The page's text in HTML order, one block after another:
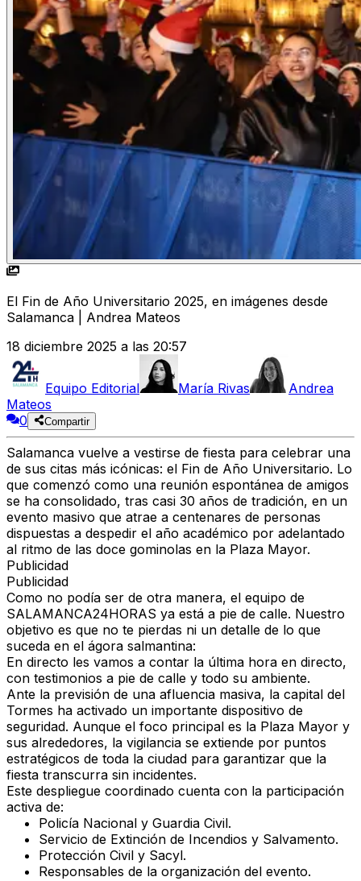
El Fin de Año Universitario 2025, en imágenes desde
Salamanca | Andrea Mateos
18 diciembre 2025 a las 20:57
Equipo Editorial María Rivas
Andrea
Mateos
0
Compartir
Salamanca vuelve a vestirse de fiesta para celebrar una
de sus citas más icónicas: el Fin de Año Universitario. Lo
que comenzó como una reunión espontánea de amigos
se ha consolidado, tras casi 30 años de tradición, en un
evento masivo que atrae a centenares de personas
dispuestas a despedir el año académico por adelantado
al ritmo de las doce gominolas en la Plaza Mayor.
Publicidad
Publicidad
Como no podía ser de otra manera, el equipo de
SALAMANCA24HORAS ya está a pie de calle. Nuestro
objetivo es que no te pierdas ni un detalle de lo que
suceda en el ágora salmantina:
En directo les vamos a contar la última hora en directo,
con testimonios a pie de calle y todo su ambiente.
Ante la previsión de una afluencia masiva, la capital del
Tormes ha activado un importante dispositivo de
seguridad. Aunque el foco principal es la Plaza Mayor y
sus alrededores, la vigilancia se extiende por puntos
estratégicos de toda la ciudad para garantizar que la
fiesta transcurra sin incidentes.
Este despliegue coordinado cuenta con la participación
activa de:
Policía Nacional y Guardia Civil.
Servicio de Extinción de Incendios y Salvamento.
Protección Civil y Sacyl.
Responsables de la organización del evento.